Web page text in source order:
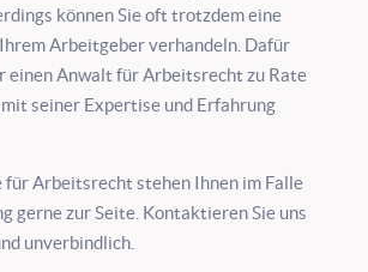
können Sie oft trotzdem eine
Arbeitgeber verhandeln. Dafür
einen Anwalt für Arbeitsrecht zu Rate
mit seiner Expertise und Erfahrung
für Arbeitsrecht stehen Ihnen im Falle
gerne zur Seite. Kontaktieren Sie uns
unverbindlich.